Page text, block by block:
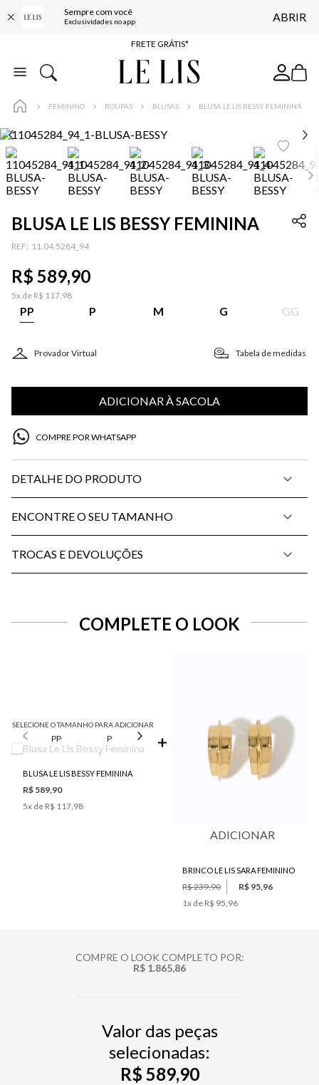
Sempre com você
Exclusividades no app ABRIR
ENTREGA EXPRESSA*
FRETE GRÁTIS*
BAIXE O APP
FEMININO ROUPAS BLUSAS BLUSA LE LIS BESSY FEMININA
BLUSA LE LIS BESSY FEMININA
: 11.04.5284_94
R$ 589,90
5x de R$ 117,98
PP P M G GG
Provador Virtual Tabela de medidas
ADICIONAR À SACOLA
COMPRE POR WHATSAPP
DETALHE DO PRODUTO
ENCONTRE O SEU TAMANHO
TROCAS E DEVOLUÇÕES
COMPLETE O LOOK
SELECIONE O TAMANHO PARA ADICIONAR
PP P M G
BLUSA LE LIS BESSY FEMININA
R$ 589,90
5x de R$ 117,98
ADICIONAR
BRINCO LE LIS SARA FEMININO
R$ 239,90
R$ 95,96
1x de R$ 95,96
COMPRE O LOOK COMPLETO POR:
R$ 1.865,86
Valor das peças
selecionadas:
R$ 589,90